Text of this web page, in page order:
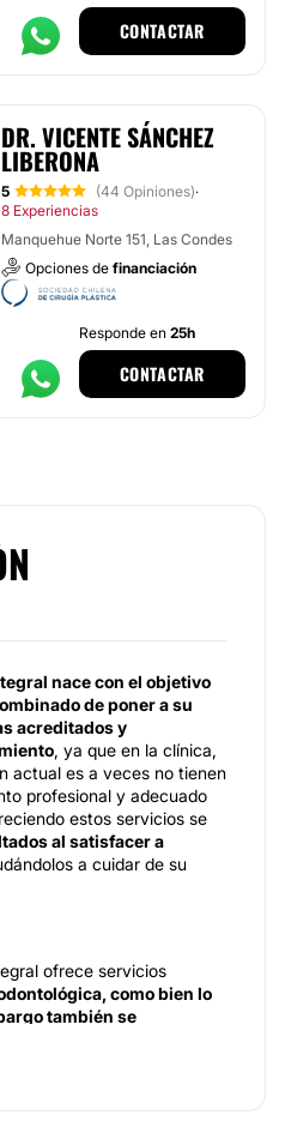
CONTACTAR
DR. VICENTE SÁNCHEZ
LIBERONA
5 (44 Opiniones)·
8 Experiencias
Manquehue Norte 151, Las Condes
Opciones de financiación
Responde en 25h
CONTACTAR
nace con el objetivo
de poner a su
acreditados y
, ya que en la clínica,
actual es a veces no tienen
profesional y adecuado
estos servicios se
al satisfacer a
a cuidar de su
ofrece servicios
como bien lo
también se
tratamientos
facial como lo es